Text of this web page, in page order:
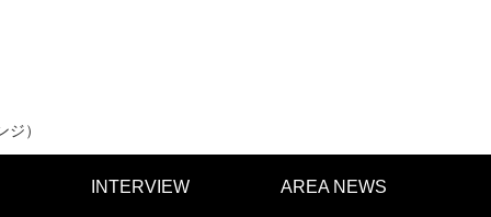
）
INTERVIEW AREA NEWS